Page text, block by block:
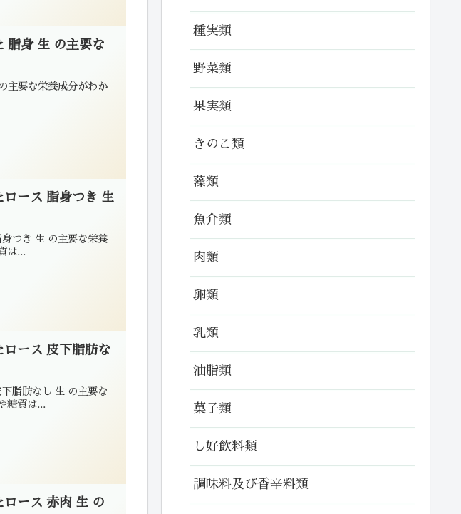
脂身 生 の主要な
主要な栄養成分がわか
ロース 脂身つき 生
つき 生 の主要な栄養
は...
ロース 皮下脂肪な
脂肪なし 生 の主要な
糖質は...
ロース 赤肉 生 の
種実類
野菜類
果実類
きのこ類
藻類
魚介類
肉類
卵類
乳類
油脂類
菓子類
し好飲料類
調味料及び香辛料類